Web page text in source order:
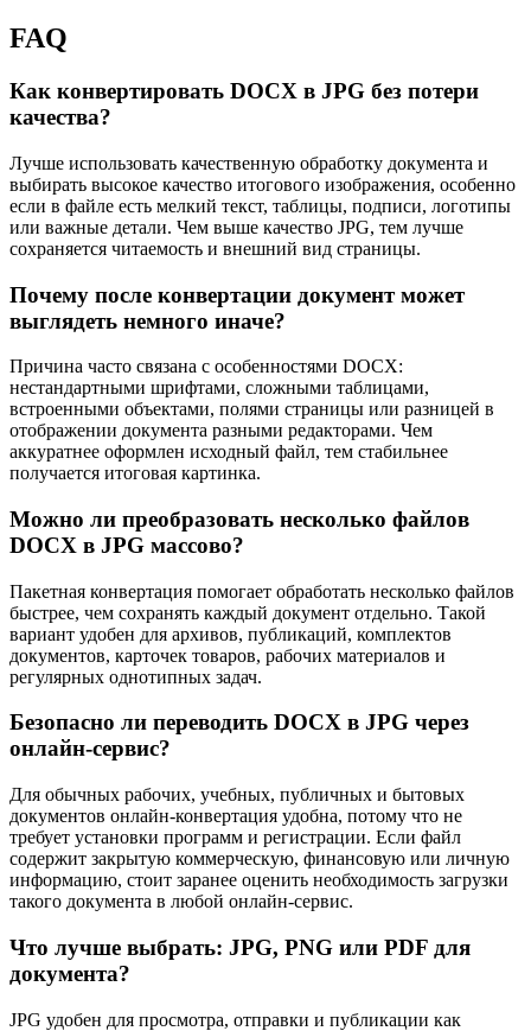
FAQ
Как конвертировать DOCX в JPG без потери
качества?
Лучше использовать качественную обработку документа и
выбирать высокое качество итогового изображения, особенно
если в файле есть мелкий текст, таблицы, подписи, логотипы
или важные детали. Чем выше качество JPG, тем лучше
сохраняется читаемость и внешний вид страницы.
Почему после конвертации документ может
выглядеть немного иначе?
Причина часто связана с особенностями DOCX:
нестандартными шрифтами, сложными таблицами,
встроенными объектами, полями страницы или разницей в
отображении документа разными редакторами. Чем
аккуратнее оформлен исходный файл, тем стабильнее
получается итоговая картинка.
Можно ли преобразовать несколько файлов
DOCX в JPG массово?
Пакетная конвертация помогает обработать несколько файлов
быстрее, чем сохранять каждый документ отдельно. Такой
вариант удобен для архивов, публикаций, комплектов
документов, карточек товаров, рабочих материалов и
регулярных однотипных задач.
Безопасно ли переводить DOCX в JPG через
онлайн-сервис?
Для обычных рабочих, учебных, публичных и бытовых
документов онлайн-конвертация удобна, потому что не
требует установки программ и регистрации. Если файл
содержит закрытую коммерческую, финансовую или личную
информацию, стоит заранее оценить необходимость загрузки
такого документа в любой онлайн-сервис.
Что лучше выбрать: JPG, PNG или PDF для
документа?
JPG удобен для просмотра, отправки и публикации как